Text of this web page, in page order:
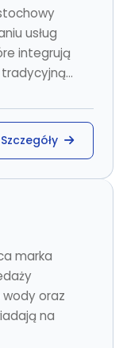
usług
integrują
Szczegóły
marka
oraz
na